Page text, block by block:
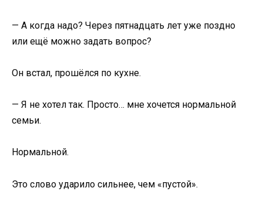
— А когда надо? Через пятнадцать лет уже поздно
или ещё можно задать вопрос?
Он встал, прошёлся по кухне.
— Я не хотел так. Просто… мне хочется нормальной
семьи.
Нормальной.
Это слово ударило сильнее, чем «пустой».